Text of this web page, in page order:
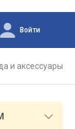
Войти
и аксессуары